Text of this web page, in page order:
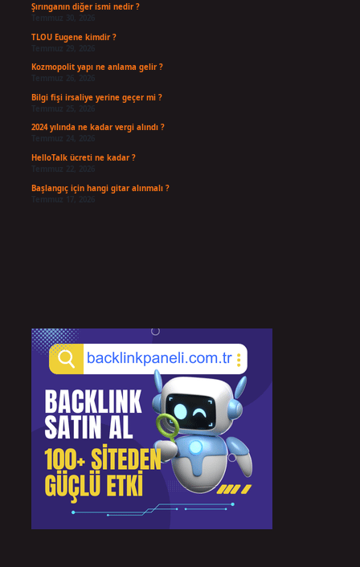
Şırınganın diğer ismi nedir ?
TLOU Eugene kimdir ?
Temmuz 29, 2026
Kozmopolit yapı ne anlama gelir ?
Bilgi fişi irsaliye yerine geçer mi ?
Temmuz 25, 2026
2024 yılında ne kadar vergi alındı ?
HelloTalk ücreti ne kadar ?
Başlangıç için hangi gitar alınmalı ?